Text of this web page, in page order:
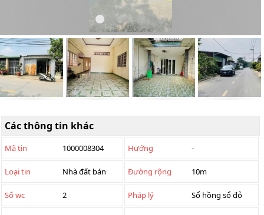
Các thông tin khác
Mã tin 1000008304 Hướng -
Loại tin Nhà đất bán Đường rộng 10m
Số wc 2 Pháp lý Sổ hồng sổ đỏ